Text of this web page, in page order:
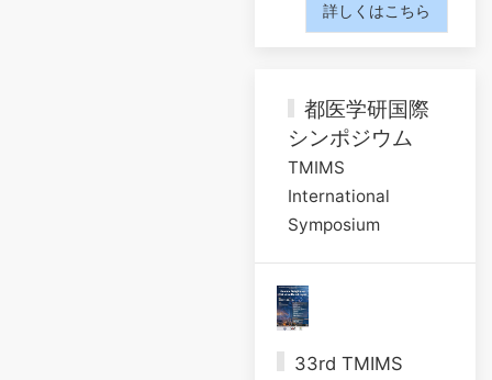
詳しくはこちら
都医学研国際
シンポジウム
TMIMS
International
Symposium
33rd TMIMS